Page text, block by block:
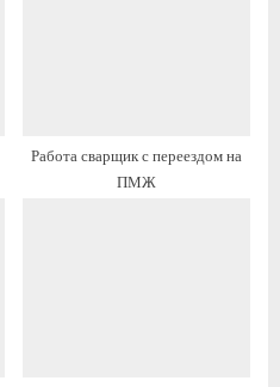
Работа сварщик с переездом на
ПМЖ